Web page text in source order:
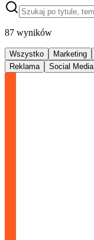
87 wyników
Wszystko Marketing
Reklama
Social Media